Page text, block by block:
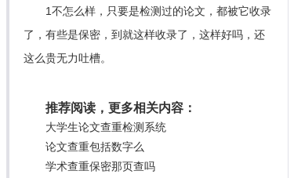
1不怎么样，只要是检测过的论文，都被它收录
了，有些是保密，到就这样收录了，这样好吗，还
这么贵无力吐槽。
推荐阅读，更多相关内容：
大学生论文查重检测系统
论文查重包括数字么
学术查重保密那页查吗